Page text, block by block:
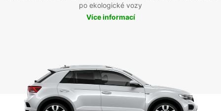
po ekologické vozy
Více informací